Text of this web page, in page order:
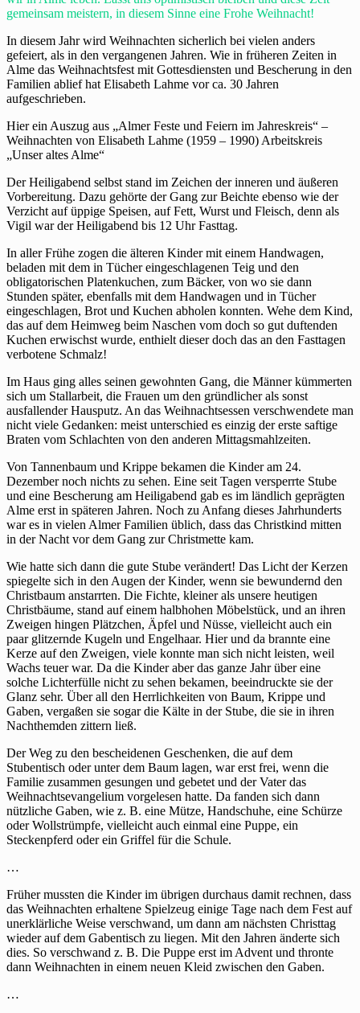
gemeinsam meistern, in diesem Sinne eine Frohe Weihnacht!
In diesem Jahr wird Weihnachten sicherlich bei vielen anders
gefeiert, als in den vergangenen Jahren. Wie in früheren Zeiten in
Alme das Weihnachtsfest mit Gottesdiensten und Bescherung in den
Familien ablief hat Elisabeth Lahme vor ca. 30 Jahren
aufgeschrieben.
Hier ein Auszug aus „Almer Feste und Feiern im Jahreskreis“ –
Weihnachten von Elisabeth Lahme (1959 – 1990) Arbeitskreis
„Unser altes Alme“
Der Heiligabend selbst stand im Zeichen der inneren und äußeren
Vorbereitung. Dazu gehörte der Gang zur Beichte ebenso wie der
Verzicht auf üppige Speisen, auf Fett, Wurst und Fleisch, denn als
Vigil war der Heiligabend bis 12 Uhr Fasttag.
In aller Frühe zogen die älteren Kinder mit einem Handwagen,
beladen mit dem in Tücher eingeschlagenen Teig und den
obligatorischen Platenkuchen, zum Bäcker, von wo sie dann
Stunden später, ebenfalls mit dem Handwagen und in Tücher
eingeschlagen, Brot und Kuchen abholen konnten. Wehe dem Kind,
das auf dem Heimweg beim Naschen vom doch so gut duftenden
Kuchen erwischst wurde, enthielt dieser doch das an den Fasttagen
verbotene Schmalz!
Im Haus ging alles seinen gewohnten Gang, die Männer kümmerten
sich um Stallarbeit, die Frauen um den gründlicher als sonst
ausfallender Hausputz. An das Weihnachtsessen verschwendete man
nicht viele Gedanken: meist unterschied es einzig der erste saftige
Braten vom Schlachten von den anderen Mittagsmahlzeiten.
Von Tannenbaum und Krippe bekamen die Kinder am 24.
Dezember noch nichts zu sehen. Eine seit Tagen versperrte Stube
und eine Bescherung am Heiligabend gab es im ländlich geprägten
Alme erst in späteren Jahren. Noch zu Anfang dieses Jahrhunderts
war es in vielen Almer Familien üblich, dass das Christkind mitten
in der Nacht vor dem Gang zur Christmette kam.
Wie hatte sich dann die gute Stube verändert! Das Licht der Kerzen
spiegelte sich in den Augen der Kinder, wenn sie bewundernd den
Christbaum anstarrten. Die Fichte, kleiner als unsere heutigen
Christbäume, stand auf einem halbhohen Möbelstück, und an ihren
Zweigen hingen Plätzchen, Äpfel und Nüsse, vielleicht auch ein
paar glitzernde Kugeln und Engelhaar. Hier und da brannte eine
Kerze auf den Zweigen, viele konnte man sich nicht leisten, weil
Wachs teuer war. Da die Kinder aber das ganze Jahr über eine
solche Lichterfülle nicht zu sehen bekamen, beeindruckte sie der
Glanz sehr. Über all den Herrlichkeiten von Baum, Krippe und
Gaben, vergaßen sie sogar die Kälte in der Stube, die sie in ihren
Nachthemden zittern ließ.
Der Weg zu den bescheidenen Geschenken, die auf dem
Stubentisch oder unter dem Baum lagen, war erst frei, wenn die
Familie zusammen gesungen und gebetet und der Vater das
Weihnachtsevangelium vorgelesen hatte. Da fanden sich dann
nützliche Gaben, wie z. B. eine Mütze, Handschuhe, eine Schürze
oder Wollstrümpfe, vielleicht auch einmal eine Puppe, ein
Steckenpferd oder ein Griffel für die Schule.
…
Früher mussten die Kinder im übrigen durchaus damit rechnen, dass
das Weihnachten erhaltene Spielzeug einige Tage nach dem Fest auf
unerklärliche Weise verschwand, um dann am nächsten Christtag
wieder auf dem Gabentisch zu liegen. Mit den Jahren änderte sich
dies. So verschwand z. B. Die Puppe erst im Advent und thronte
dann Weihnachten in einem neuen Kleid zwischen den Gaben.
…